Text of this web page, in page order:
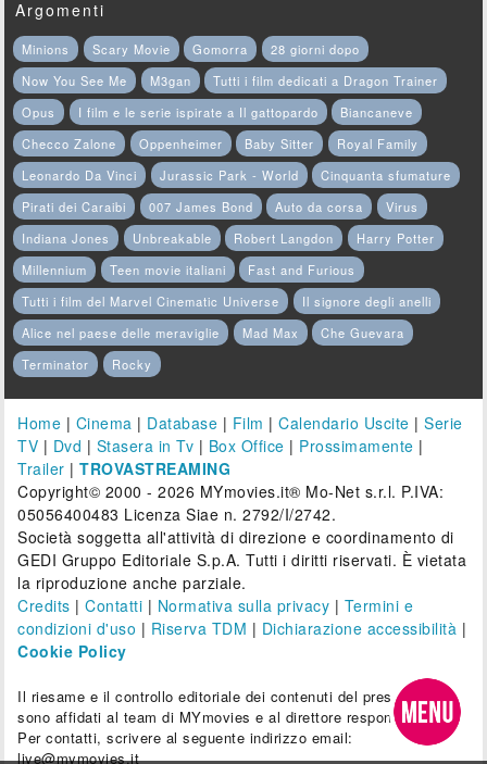
Argomenti
Minions Scary Movie Gomorra
28 giorni dopo
Now You See Me
M3gan
Tutti i film dedicati a Dragon Trainer
Opus
I film e le serie ispirate a Il gattopardo
Biancaneve
Checco Zalone
Oppenheimer Baby Sitter
Royal Family
Leonardo Da Vinci
Jurassic Park - World
Cinquanta sfumature
Pirati dei Caraibi
007 James Bond Auto da corsa
Virus
Indiana Jones
Unbreakable Robert Langdon
Harry Potter
Millennium
Teen movie italiani
Fast and Furious
Tutti i film del Marvel Cinematic Universe
Il signore degli anelli
Alice nel paese delle meraviglie
Mad Max
Che Guevara
Terminator
Rocky
Home | Cinema | Database | Film |Calendario Uscite |Serie
TV | Dvd | Stasera in Tv | Box Office | Prossimamente |
Trailer |TROVASTREAMING
Copyright© 2000 - 2026 MYmovies.it® Mo-Net s.r.l. P.IVA:
05056400483 Licenza Siae n. 2792/I/2742.
Società soggetta all'attività di direzione e coordinamento di
GEDI Gruppo Editoriale S.p.A. Tutti i diritti riservati. È vietata
la riproduzione anche parziale.
Credits |Contatti | Normativa sulla privacy | Termini e
condizioni d'uso | Riserva TDM | Dichiarazione accessibilità |
Cookie Policy
Il riesame e il controllo editoriale dei contenuti del presente sito
sono affidati al team di MYmovies e al direttore responsabile.
Per contatti, scrivere al seguente indirizzo email:
live@mymovies.it